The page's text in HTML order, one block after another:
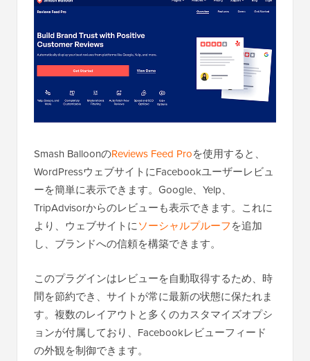
Smash BalloonのReviews Feed Proを使用すると、
WordPressウェブサイトにFacebookユーザーレビュ
ーを簡単に表示できます。Google、Yelp、
TripAdvisorからのレビューも表示できます。これに
より、ウェブサイトにソーシャルプルーフを追加
し、ブランドへの信頼を構築できます。
このプラグインはレビューを自動取得するため、時
間を節約でき、サイトが常に最新の状態に保たれま
す。複数のレイアウトと多くのカスタマイズオプシ
ョンが付属しており、Facebookレビューフィード
の外観を制御できます。